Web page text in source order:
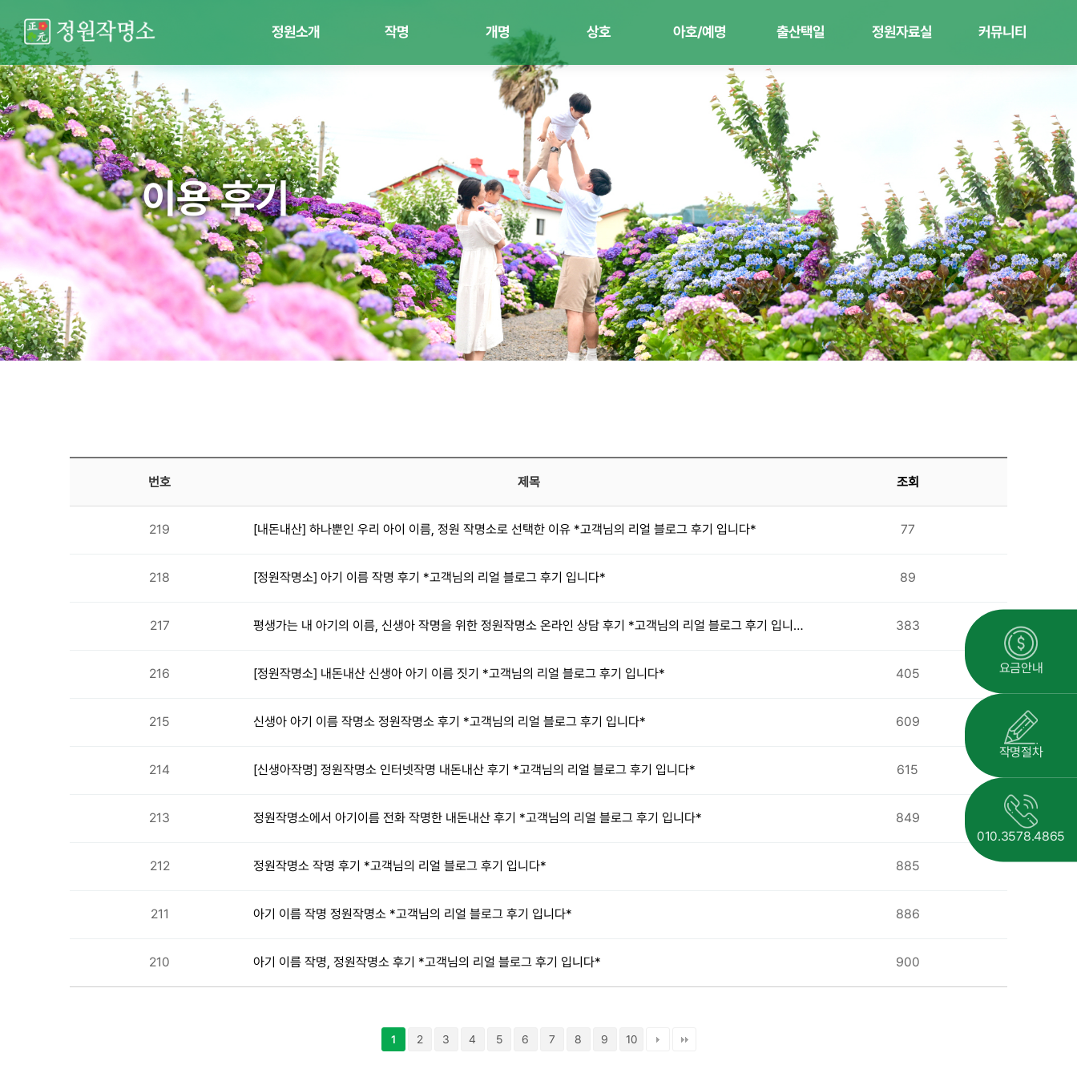
정원소개 작명 개명 상호 아호/예명 출산택일 정원자료실 커뮤니티
이용 후기
번호 제목 조회
219 [내돈내산] 하나뿐인 우리 아이 이름, 정원 작명소로 선택한 이유 *고객님의 리얼 블로그 후기 입니다* 77
218 [정원작명소] 아기 이름 작명 후기 *고객님의 리얼 블로그 후기 입니다* 89
217 평생가는 내 아기의 이름, 신생아 작명을 위한 정원작명소 온라인 상담 후기 *고객님의 리얼 블로그 후기 입니… 383
216 [정원작명소] 내돈내산 신생아 아기 이름 짓기 *고객님의 리얼 블로그 후기 입니다* 405
215 신생아 아기 이름 작명소 정원작명소 후기 *고객님의 리얼 블로그 후기 입니다* 609
214 [신생아작명] 정원작명소 인터넷작명 내돈내산 후기 *고객님의 리얼 블로그 후기 입니다* 615
213 정원작명소에서 아기이름 전화 작명한 내돈내산 후기 *고객님의 리얼 블로그 후기 입니다* 849
212 정원작명소 작명 후기 *고객님의 리얼 블로그 후기 입니다* 885
211 아기 이름 작명 정원작명소 *고객님의 리얼 블로그 후기 입니다* 886
210 아기 이름 작명, 정원작명소 후기 *고객님의 리얼 블로그 후기 입니다* 900
1 2 3 4 5 6 7 8 9 10
요금안내
작명절차
010.3578.4865